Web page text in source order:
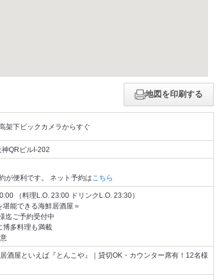
地図を印刷する
架下ビックカメラからすぐ
QRビルI-202
が便利です。 ネット予約はこちら
（料理L.O. 23:00 ドリンクL.O. 23:30）
能できる海鮮居酒屋＝
迄ご予約受付中
博多料理も満載
酒屋といえば『とんこや』｜貸切OK・カウンター席有！12名様